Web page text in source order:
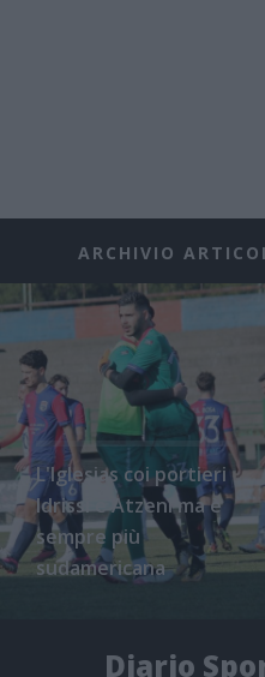
ARCHIVIO
L'Iglesias coi portieri
Idrissi e Atzeni ma è
sempre più
sudamericana
Diario